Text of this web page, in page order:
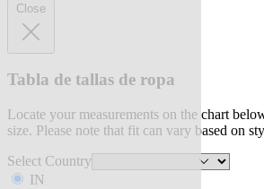
Close
Tabla de tallas de ropa
Locate your measurements on the chart
size. Please note that fit can vary based on
Select Country
IN